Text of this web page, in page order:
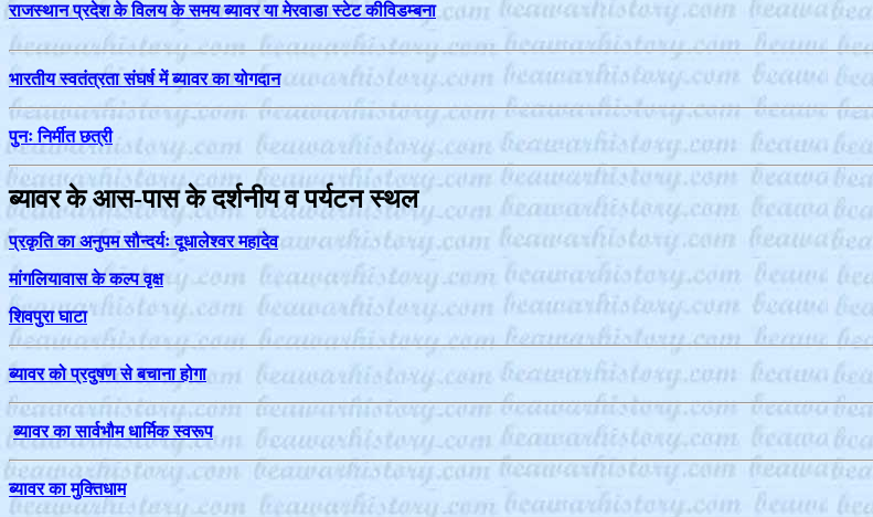
राजस्‍थान प्रदेश के विलय के समय ब्‍यावर या मेरवाडा स्‍टेट कीविडम्‍बना
भारतीय स्वतंत्रता संघर्ष में ब्यावर का योगदान
पुनः निर्मीत छत्री
ब्यावर के आस-पास के दर्शनीय व पर्यटन स्थल
प्रकृति का अनुपम सौन्दर्यः दूधालेश्वर महादेव
मांगलियावास के कल्प वृक्ष
शिवपुरा घाटा
ब्यावर को प्रदुषण से बचाना होगा
ब्यावर का सार्वभौम धार्मिक स्वरूप
ब्यावर का मुक्तिधाम